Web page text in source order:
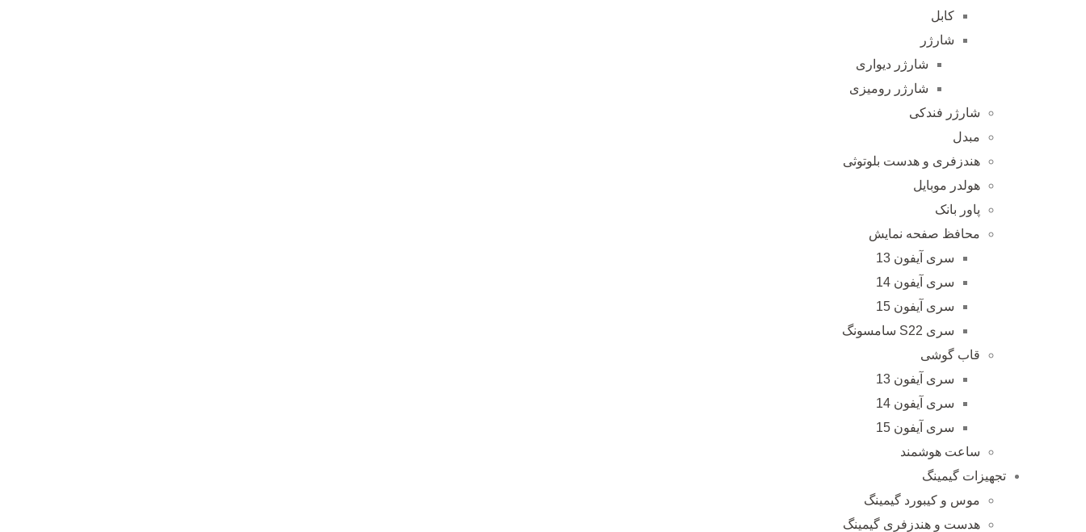
کابل
شارژر
شارژر دیواری
شارژر رومیزی
شارژر فندکی
مبدل
هندزفری و هدست بلوتوثی
هولدر موبایل
پاور بانک
محافظ صفحه نمایش
سری آیفون 13
سری آیفون 14
سری آیفون 15
سری S22 سامسونگ
قاب گوشی
سری آیفون 13
سری آیفون 14
سری آیفون 15
ساعت هوشمند
تجهیزات گیمینگ
موس و کیبورد گیمینگ
هدست و هندزفری گیمینگ